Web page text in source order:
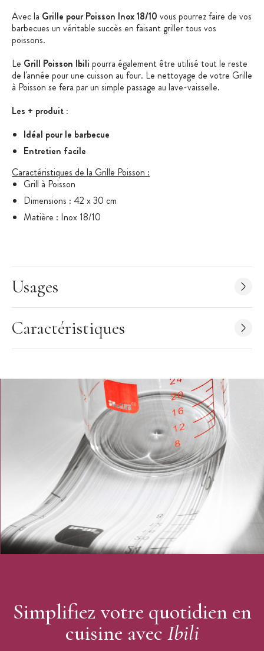
Avec la Grille pour Poisson Inox 18/10 vous pourrez faire de vos
barbecues un véritable succès en faisant griller tous vos
poissons.
Le Grill Poisson Ibili pourra également être utilisé tout le reste
de l'année pour une cuisson au four. Le nettoyage de votre Grille
à Poisson se fera par un simple passage au lave-vaisselle.
Les + produit :
Idéal pour le barbecue
Entretien facile
Caractéristiques de la Grille Poisson :
Grill à Poisson
Dimensions : 42 x 30 cm
Matière : Inox 18/10
Marque : Ibili
Usages
Caractéristiques
Simplifiez votre quotidien en
cuisine avec Ibili